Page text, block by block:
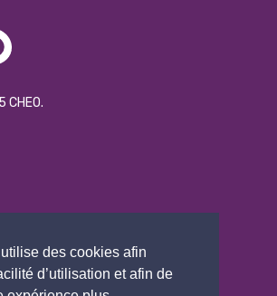
des cookies afin
d’utilisation et afin de
personnels